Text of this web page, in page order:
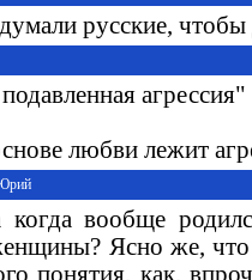
русские, чтобы
агрессия"
любви лежит
когда вообще
Ясно же, что
понятия, как,